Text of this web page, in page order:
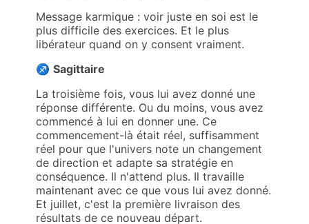
Message karmique : voir juste en soi est le
plus difficile des exercices. Et le plus
libérateur quand on y consent vraiment.
♐ Sagittaire
La troisième fois, vous lui avez donné une
réponse différente. Ou du moins, vous avez
commencé à lui en donner une. Ce
commencement-là était réel, suffisamment
réel pour que l'univers note un changement
de direction et adapte sa stratégie en
conséquence. Il n'attend plus. Il travaille
maintenant avec ce que vous lui avez donné.
Et juillet, c'est la première livraison des
résultats de ce nouveau départ.